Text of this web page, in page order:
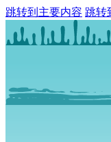
跳转到主要内容 跳转